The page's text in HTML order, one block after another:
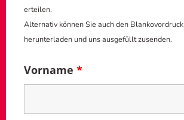
erteilen.
Alternativ können Sie auch den Blankovordruck
herunterladen und uns ausgefüllt zusenden.
Vorname *